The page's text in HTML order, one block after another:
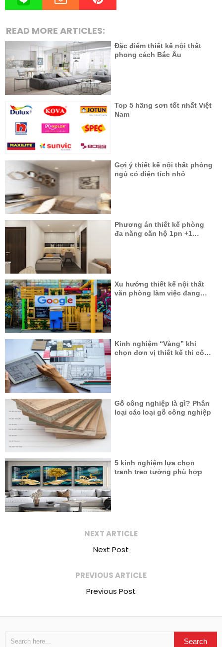
READ MORE ARTICLES:
Đặc điểm thiết kế nội thất
phong cách Bắc Âu
Top 5 hãng sơn tốt nhất Việt
Nam
Gợi ý thiết kế nội thất phòng
ngủ có diện tích nhỏ
Phương án thiết kế phòng
đa năng căn hộ 1pn +1
Xu hướng thiết kế nội thất
văn phòng làm việc đang
Kinh nghiệm “Vàng” khi
chọn đơn vị thiết kế thi công
Gỗ công nghiệp là gì? Phân
loại các loại gỗ công nghiệp
5 kinh nghiệm lựa chọn
tranh treo tường phù hợp
NEXT ARTICLE
Next Post
PREVIOUS ARTICLE
Previous Post